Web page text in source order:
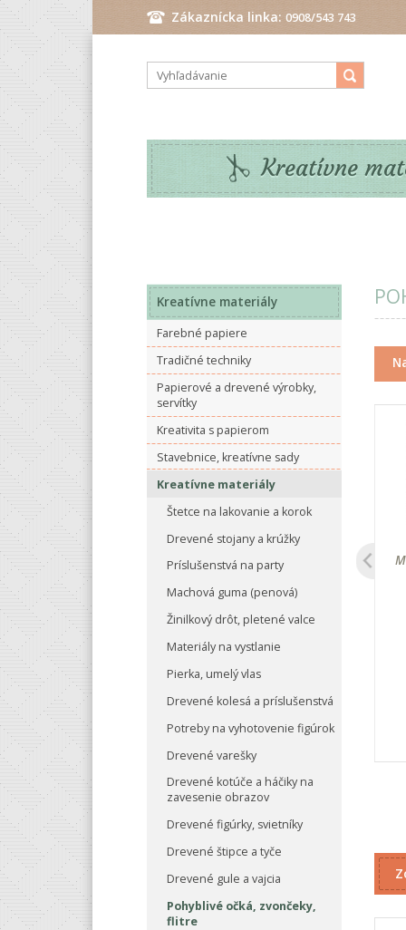
Zákaznícka linka: 0908/543 743
Kreatívne
Kreatívne materiály
Farebné papiere
Tradičné techniky
Papierové a drevené výrobky,
servítky
Kreativita s papierom
Stavebnice, kreatívne sady
Kreatívne materiály
Štetce na lakovanie a korok
Drevené stojany a krúžky
Príslušenstvá na party
Machová guma (penová)
Žinilkový drôt, pletené valce
Materiály na vystlanie
Pierka, umelý vlas
Drevené kolesá a príslušenstvá
Potreby na vyhotovenie figúrok
Drevené varešky
Drevené kotúče a háčiky na
zavesenie obrazov
Drevené figúrky, svietníky
Drevené štipce a tyče
Drevené gule a vajcia
Pohyblivé očká, zvončeky,
flitre
10 mm,
ks
€
košíka
Pohyblivé očká, okrúhle, 8 mm,
100 ks, samolepiace
1.75 €
Vložiť do košíka